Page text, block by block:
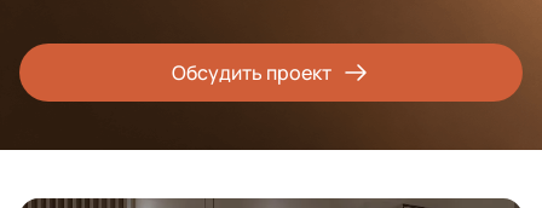
Обсудить проект